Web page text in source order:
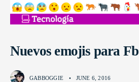
Nuevos emojis para Fb
GABBOGGIE • JUNE 6, 2016